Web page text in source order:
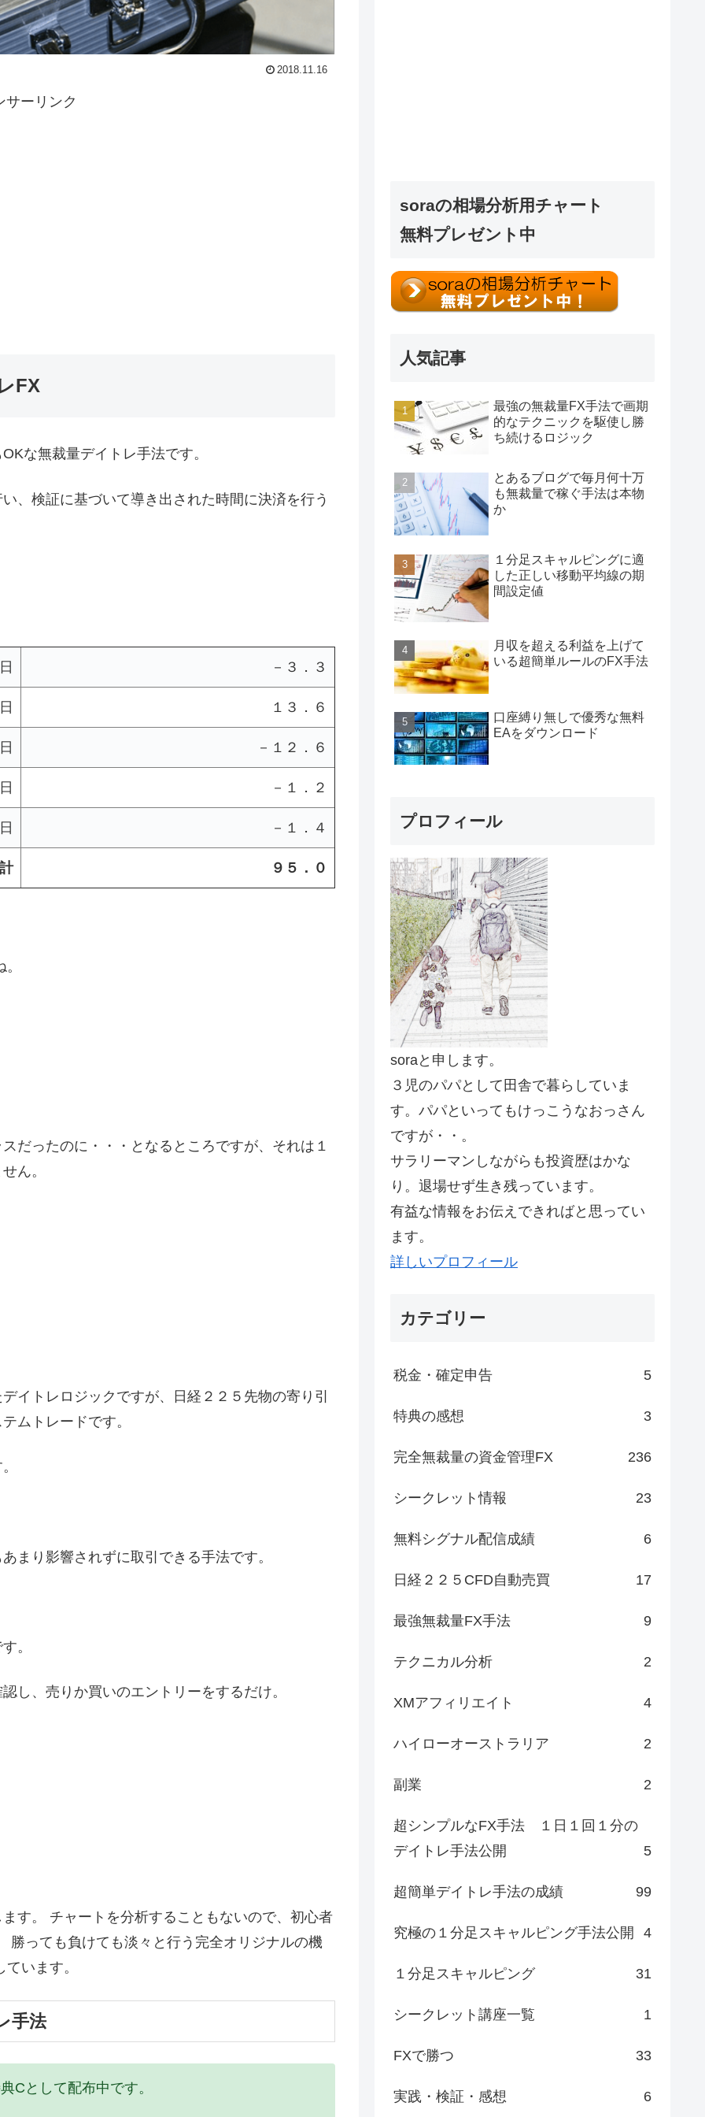
2018.11.16
サーリンク
FX
な無裁量デイトレ手法です。
、検証に基づいて導き出された時間に決済を行う
－３．３
１３．６
－１２．６
－１．２
－１．４
９５．０
だったのに・・・となるところですが、それは１
ん。
イトレロジックですが、日経２２５先物の寄り引
ムトレードです。
まり影響されずに取引できる手法です。
。
し、売りか買いのエントリーをするだけ。
す。 チャートを分析することもないので、初心者
勝っても負けても淡々と行う完全オリジナルの機
います。
手法
Cとして配布中です。
soraの相場分析用チャート
無料プレゼント中
人気記事
最強の無裁量FX手法で画期
的なテクニックを駆使し勝
ち続けるロジック
とあるブログで毎月何十万
も無裁量で稼ぐ手法は本物
か
１分足スキャルピングに適
した正しい移動平均線の期
間設定値
月収を超える利益を上げて
いる超簡単ルールのFX手法
口座縛り無しで優秀な無料
EAをダウンロード
プロフィール
soraと申します。
３児のパパとして田舎で暮らしていま
す。パパといってもけっこうなおっさん
ですが・・。
サラリーマンしながらも投資歴はかな
り。退場せず生き残っています。
有益な情報をお伝えできればと思ってい
ます。
詳しいプロフィール
カテゴリー
税金・確定申告 5
特典の感想 3
完全無裁量の資金管理FX 236
シークレット情報 23
無料シグナル配信成績 6
日経２２５CFD自動売買 17
最強無裁量FX手法 9
テクニカル分析 2
XMアフィリエイト 4
ハイローオーストラリア 2
副業 2
超シンプルなFX手法 １日１回１分の
デイトレ手法公開
5
超簡単デイトレ手法の成績 99
究極の１分足スキャルピング手法公開 4
１分足スキャルピング 31
シークレット講座一覧 1
FXで勝つ 33
実践・検証・感想 6